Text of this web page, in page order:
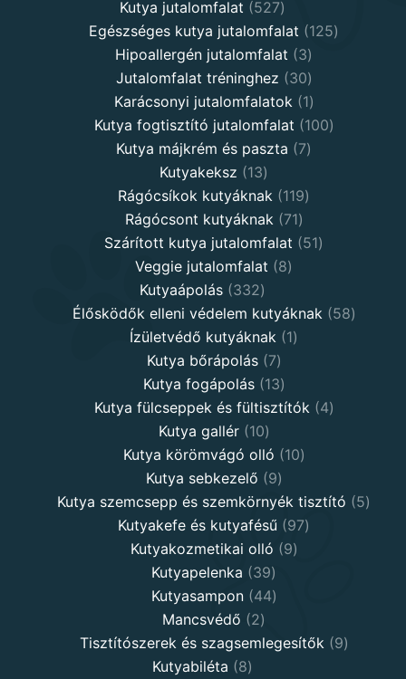
Kutya jutalomfalat 527527
products
Egészséges kutya jutalomfalat 125125
Hipoallergén jutalomfalat 33
products
Jutalomfalat tréninghez 3030
products
Karácsonyi jutalomfalatok 11
product
Kutya fogtisztító jutalomfalat 100100
Kutya májkrém és paszta 77
Kutyakeksz 1313
products
Rágócsíkok kutyáknak 119119
Rágócsont kutyáknak 7171
products
Szárított kutya jutalomfalat 5151
Veggie jutalomfalat 88
Kutyaápolás 332332
products
Élősködők elleni védelem kutyáknak 5858
Ízületvédő kutyáknak 11
Kutya bőrápolás 77
products
Kutya fogápolás 1313
products
Kutya fülcseppek és fültisztítók 44
Kutya gallér 1010
products
Kutya körömvágó olló 1010
Kutya sebkezelő 99
products
Kutya szemcsepp és szemkörnyék tisztító 55
Kutyakefe és kutyafésű 9797
Kutyakozmetikai olló 99
Kutyapelenka 3939
products
Kutyasampon 4444
Mancsvédő 22
products
Tisztítószerek és szagsemlegesítők 99
Kutyabiléta 88